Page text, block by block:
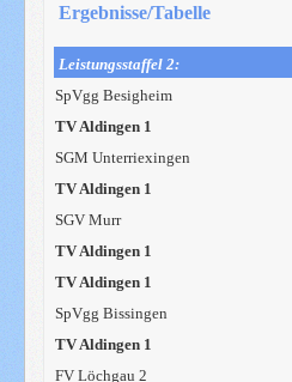
Ergebnisse/Tabelle
Leistungsstaffel 2:
SpVgg Besigheim
TV Aldingen 1
SGM Unterriexingen
TV Aldingen 1
SGV Murr
TV Aldingen 1
TV Aldingen 1
SpVgg Bissingen
TV Aldingen 1
FV Löchgau 2